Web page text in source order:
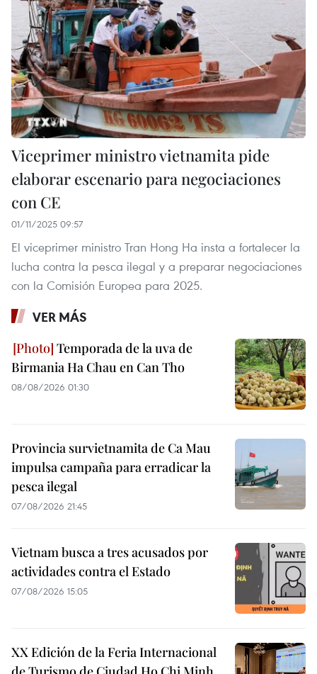
Viceprimer ministro vietnamita pide
elaborar escenario para negociaciones
con CE
01/11/2025 09:57
El viceprimer ministro Tran Hong Ha insta a fortalecer la
lucha contra la pesca ilegal y a preparar negociaciones
con la Comisión Europea para 2025.
VER MÁS
Temporada de la uva de
Birmania Ha Chau en Can Tho
08/08/2026 01:30
Provincia survietnamita de Ca Mau
impulsa campaña para erradicar la
pesca ilegal
07/08/2026 21:45
Vietnam busca a tres acusados por
actividades contra el Estado
07/08/2026 15:05
XX Edición de la Feria Internacional